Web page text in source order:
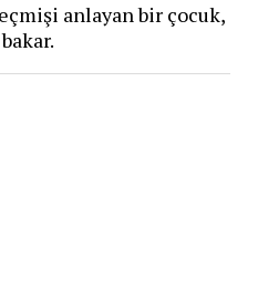
anlayan bir çocuk,